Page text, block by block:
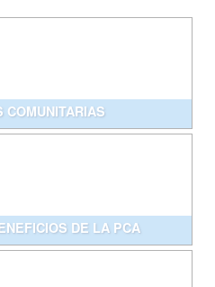
COMUNITARIAS
DE LA PCA